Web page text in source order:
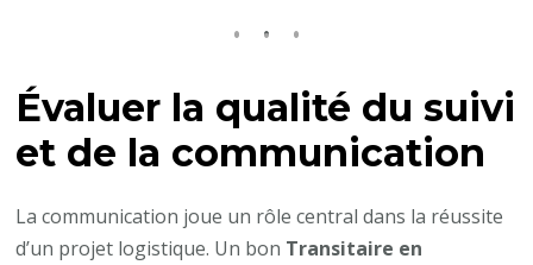
Évaluer la qualité du suivi
et de la communication
La communication joue un rôle central dans la réussite
d’un projet logistique. Un bon Transitaire en